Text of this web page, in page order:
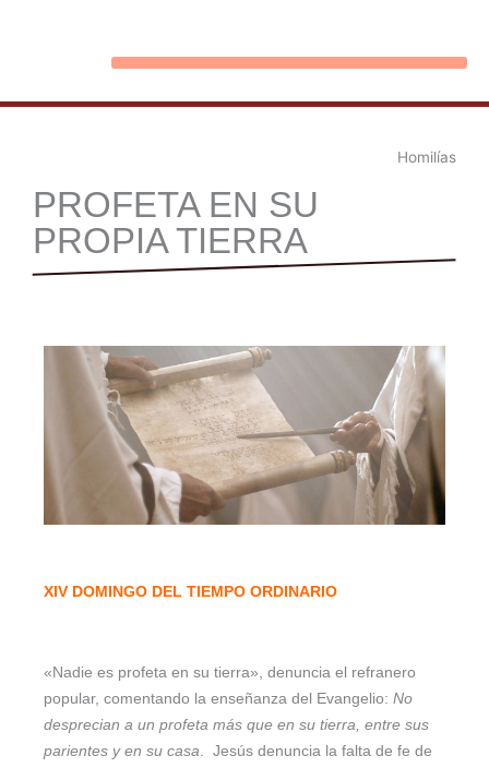
Homilías
PROFETA EN SU
PROPIA TIERRA
XIV DOMINGO DEL TIEMPO ORDINARIO
«Nadie es profeta en su tierra», denuncia el refranero
popular, comentando la enseñanza del Evangelio: No
desprecian a un profeta más que en su tierra, entre sus
parientes y en su casa. Jesús denuncia la falta de fe de